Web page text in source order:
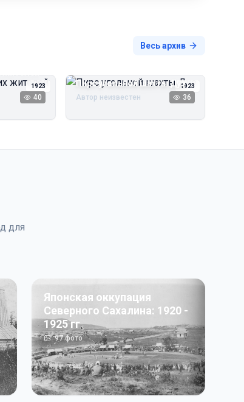
Весь архив
1923
жителей
40
1923
Пирс угольной шахты Дуэ
Автор неизвестен 36
для
Японская оккупация
Северного Сахалина: 1920 -
1925 гг
97фото